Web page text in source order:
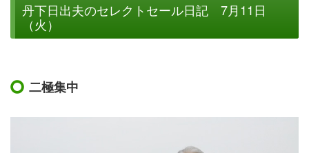
丹下日出夫のセレクトセール日記 7月11日
（火）
二極集中